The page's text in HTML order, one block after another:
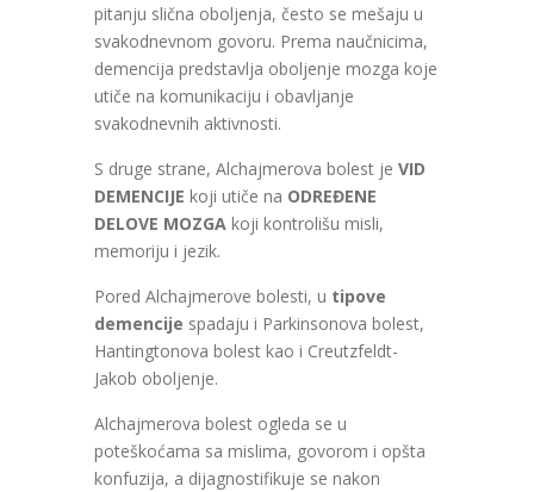
pitanju slična oboljenja, često se mešaju u
svakodnevnom govoru. Prema naučnicima,
demencija predstavlja oboljenje mozga koje
utiče na komunikaciju i obavljanje
svakodnevnih aktivnosti.
S druge strane, Alchajmerova bolest je VID
DEMENCIJE koji utiče na ODREĐENE
DELOVE MOZGA koji kontrolišu misli,
memoriju i jezik.
Pored Alchajmerove bolesti, u tipove
demencije spadaju i Parkinsonova bolest,
Hantingtonova bolest kao i Creutzfeldt-
Jakob oboljenje.
Alchajmerova bolest ogleda se u
poteškoćama sa mislima, govorom i opšta
konfuzija, a dijagnostifikuje se nakon